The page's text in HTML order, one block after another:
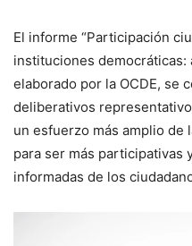
El informe “Participación
instituciones democráticas:
elaborado por la OCDE, se
deliberativos
un esfuerzo más amplio de
para ser más participativas
informadas de los